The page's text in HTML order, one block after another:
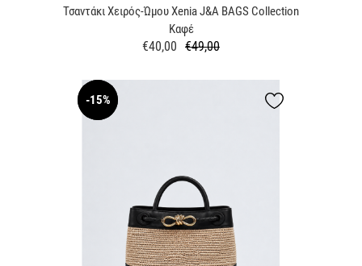
Τσαντάκι Χειρός-Ώμου Xenia J&A BAGS Collection
Καφέ
Κανονική
€49,00
Τιμή
€40,00
NEW
-15%